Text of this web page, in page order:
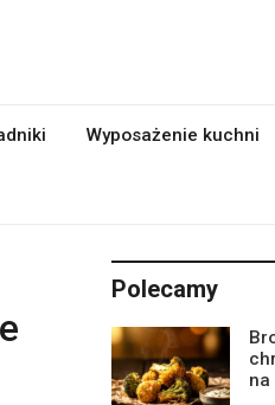
Wyposażenie kuchni
Polecamy
na